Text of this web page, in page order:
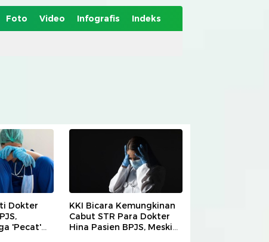
Foto Video Infografis Indeks
Dokter
'Pecat'
KKI Bicara Kemungkinan
Cabut STR Para Dokter
Hina Pasien BPJS, Meski